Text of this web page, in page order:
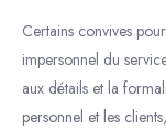
Certains convives
impersonnel du
aux détails et la
personnel et les